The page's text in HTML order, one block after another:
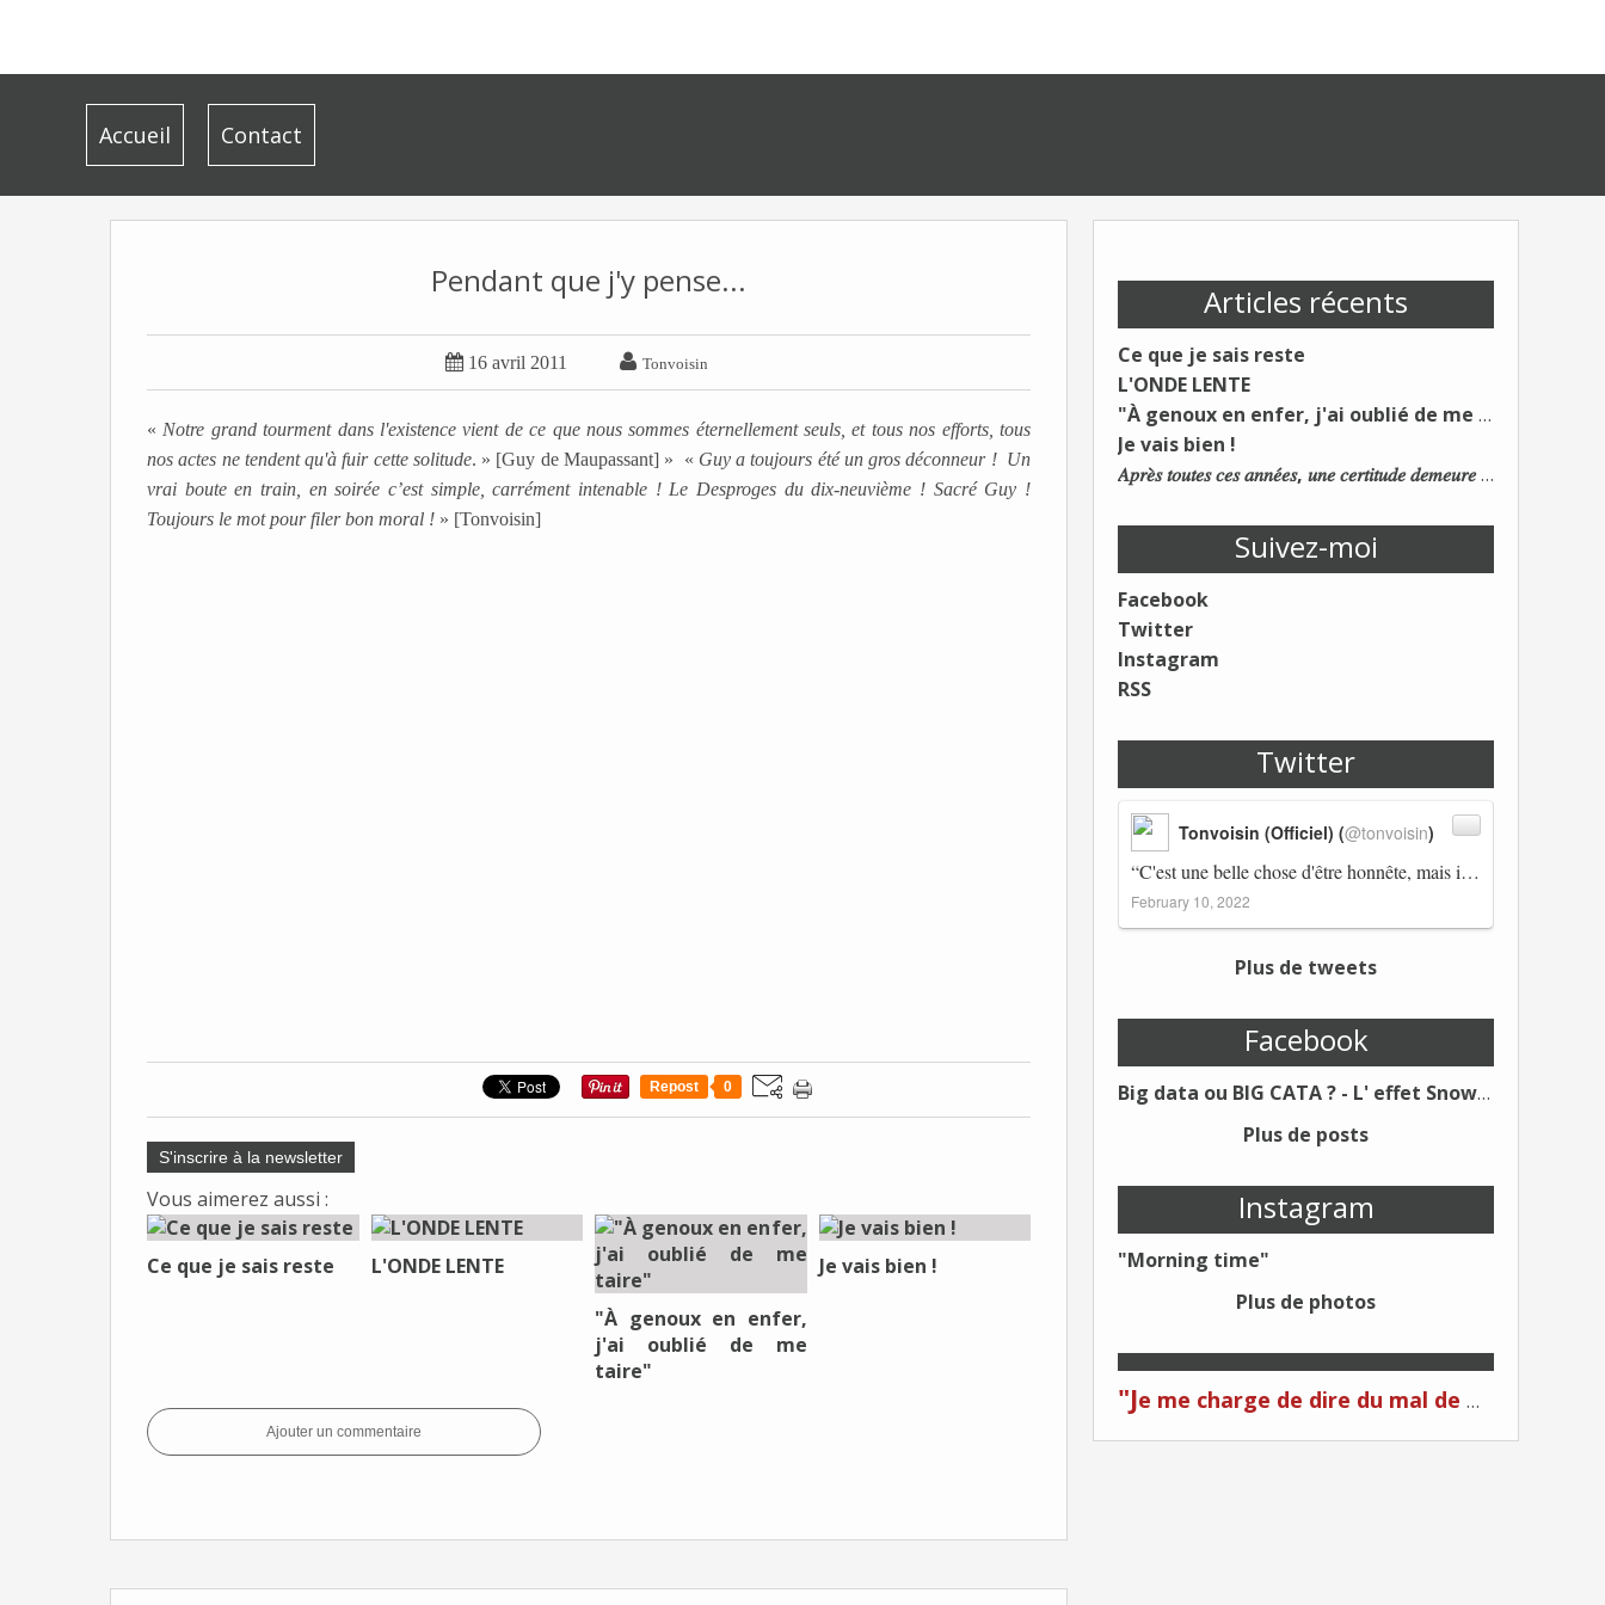
Accueil Contact
Articles récents
Ce que je sais reste
L'ONDE LENTE
"À genoux en enfer, j'ai oublié de me taire"
Je vais bien !
𝐴𝑝𝑟𝑒̀𝑠 𝑡𝑜𝑢𝑡𝑒𝑠 𝑐𝑒𝑠 𝑎𝑛𝑛𝑒́𝑒𝑠, 𝑢𝑛𝑒 𝑐𝑒𝑟𝑡𝑖𝑡𝑢𝑑𝑒 𝑑𝑒𝑚𝑒𝑢𝑟𝑒 : 𝐿𝑒 𝑚𝑜𝑛𝑑𝑒 𝑑𝑢 𝑡𝑟𝑎𝑣𝑎𝑖𝑙 𝑐ℎ𝑎𝑛𝑔𝑒. 𝐿𝑒𝑠 𝑐𝑜𝑛𝑠 𝑠'𝑎𝑑𝑎𝑝𝑡𝑒𝑛𝑡 :)
Suivez-moi
Facebook
Twitter
Instagram
RSS
Twitter
“C'est une belle chose d'être honnête, mais il est également important d'avoir raison.” Winston Churchill Réplico…
Tonvoisin (Officiel) (@tonvoisin)
February 10, 2022
Plus de tweets
Facebook
Big data ou BIG CATA ? - L' effet Snowden - Editions Kawa - Un Éditeur différent !
Plus de posts
Instagram
"Morning time"
Plus de photos
"Je me charge de dire du mal de moi... Quand on me critique... C'est du plagiat ! "
Pendant que j'y pense...
 16 avril 2011  Tonvoisin
« Notre grand tourment dans l'existence vient de ce que nous sommes éternellement seuls, et tous nos efforts, tous
nos actes ne tendent qu'à fuir cette solitude. » [Guy de Maupassant] » « Guy a toujours été un gros déconneur ! Un
vrai boute en train, en soirée c’est simple, carrément intenable ! Le Desproges du dix-neuvième ! Sacré Guy !
Toujours le mot pour filer bon moral ! » [Tonvoisin]
Repost 0
S'inscrire à la newsletter
Vous aimerez aussi :
Ce que je sais reste
L'ONDE LENTE
"À genoux en enfer,
j'ai oublié de me
taire"
Je vais bien !
Ajouter un commentaire